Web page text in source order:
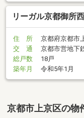
リーガル京都御所
住 所
京都府京都市
交 通
京都市営地下
総戸数
18戸
築年月
令和5年1月
京都市上京区の物